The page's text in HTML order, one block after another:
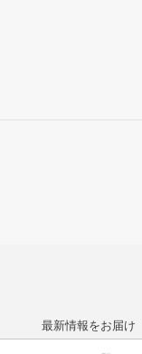
最新情報をお届け